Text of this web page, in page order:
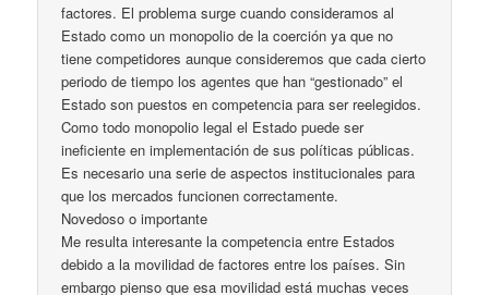
factores. El problema surge cuando consideramos al
Estado como un monopolio de la coerción ya que no
tiene competidores aunque consideremos que cada cierto
periodo de tiempo los agentes que han “gestionado” el
Estado son puestos en competencia para ser reelegidos.
Como todo monopolio legal el Estado puede ser
ineficiente en implementación de sus políticas públicas.
Es necesario una serie de aspectos institucionales para
que los mercados funcionen correctamente.
Novedoso o importante
Me resulta interesante la competencia entre Estados
debido a la movilidad de factores entre los países. Sin
embargo pienso que esa movilidad está muchas veces